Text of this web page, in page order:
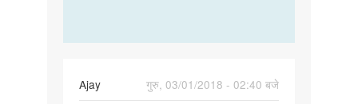
Ajay
गुरु, 03/01/2018 - 02:40 बजे